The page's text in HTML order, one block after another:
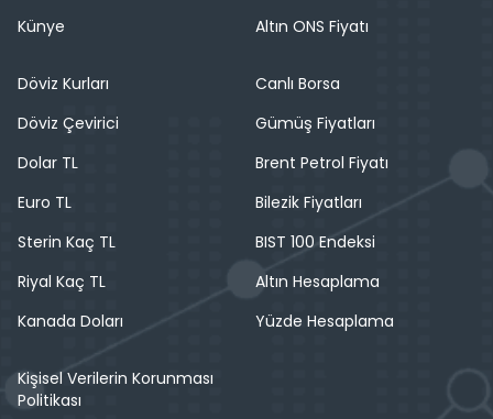
Künye
Altın ONS Fiyatı
Döviz Kurları
Döviz Çevirici
Dolar TL
Euro TL
Sterin Kaç TL
Riyal Kaç TL
Kanada Doları
Canlı Borsa
Gümüş Fiyatları
Brent Petrol Fiyatı
Bilezik Fiyatları
BIST 100 Endeksi
Altın Hesaplama
Yüzde Hesaplama
Kişisel Verilerin Korunması
Politikası